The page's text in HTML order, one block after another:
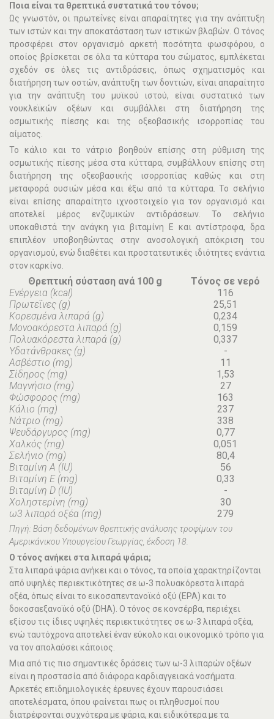
Ποια είναι τα θρεπτικά συστατικά του τόνου;
Ως γνωστόν, οι πρωτεΐνες είναι απαραίτητες για την ανάπτυξη
των ιστών και την αποκατάσταση των ιστικών βλαβών. Ο τόνος
προσφέρει στον οργανισμό αρκετή ποσότητα φωσφόρου, ο
οποίος βρίσκεται σε όλα τα κύτταρα του σώματος, εμπλέκεται
σχεδόν σε όλες τις αντιδράσεις, όπως σχηματισμός και
διατήρηση των οστών, ανάπτυξη των δοντιών, είναι απαραίτητο
για την ανάπτυξη του μυϊκού ιστού, είναι συστατικό των
νουκλεϊκών οξέων και συμβάλλει στη διατήρηση της
οσμωτικής πίεσης και της οξεοβασικής ισορροπίας του
αίματος.
Το κάλιο και το νάτριο βοηθούν επίσης στη ρύθμιση της
οσμωτικής πίεσης μέσα στα κύτταρα, συμβάλλουν επίσης στη
διατήρηση της οξεοβασικής ισορροπίας καθώς και στη
μεταφορά ουσιών μέσα και έξω από τα κύτταρα. Το σελήνιο
είναι επίσης απαραίτητο ιχνοστοιχείο για τον οργανισμό και
αποτελεί μέρος ενζυμικών αντιδράσεων. Το σελήνιο
υποκαθιστά την ανάγκη για βιταμίνη Ε και αντίστροφα, δρα
επιπλέον υποβοηθώντας στην ανοσολογική απόκριση του
οργανισμού, ενώ διαθέτει και προστατευτικές ιδιότητες ενάντια
στον καρκίνο.
Θρεπτική σύσταση ανά 100 g
Τόνος σε νερό
Ενέργεια (kcal)
116
Πρωτεΐνες (g)
25,51
Κορεσμένα λιπαρά (g)
0,234
Μονοακόρεστα λιπαρά (g)
0,159
Πολυακόρεστα λιπαρά (g)
0,337
Υδατάνθρακες (g)
-
Ασβέστιο (mg)
11
Σίδηρος (mg)
1,53
Μαγνήσιο (mg)
27
Φώσφορος (mg)
163
Κάλιο (mg)
237
Νάτριο (mg)
338
Ψευδάργυρος (mg)
0,77
Χαλκός (mg)
0,051
Σελήνιο (mg)
80,4
Βιταμίνη Α (IU)
56
Βιταμίνη Ε (mg)
0,33
Βιταμίνη D (IU)
-
Χοληστερίνη (mg)
30
ω3 λιπαρά οξέα (mg)
279
Πηγή: Βάση δεδομένων θρεπτικής ανάλυσης τροφίμων του
Αμερικάνικου Υπουργείου Γεωργίας, έκδοση 18.
Ο τόνος ανήκει στα λιπαρά ψάρια;
Στα λιπαρά ψάρια ανήκει και ο τόνος, τα οποία χαρακτηρίζονται
από υψηλές περιεκτικότητες σε ω-3 πολυακόρεστα λιπαρά
οξέα, όπως είναι το εικοσαπεντανοϊκό οξύ (ΕPA) και το
δοκοσαεξανοϊκό οξύ (DHA). Ο τόνος σε κονσέρβα, περιέχει
εξίσου τις ίδιες υψηλές περιεκτικότητες σε ω-3 λιπαρά οξέα,
ενώ ταυτόχρονα αποτελεί έναν εύκολο και οικονομικό τρόπο για
να τον απολαύσει κάποιος.
Μια από τις πιο σημαντικές δράσεις των ω-3 λιπαρών οξέων
είναι η προστασία από διάφορα καρδιαγγειακά νοσήματα.
Αρκετές επιδημιολογικές έρευνες έχουν παρουσιάσει
αποτελέσματα, όπου φαίνεται πως οι πληθυσμοί που
διατρέφονται συχνότερα με ψάρια, και ειδικότερα με τα